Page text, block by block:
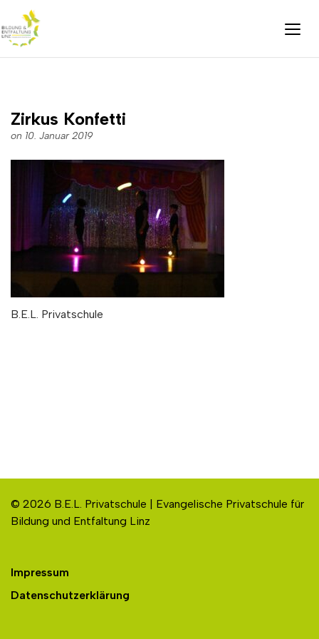
Zirkus Konfetti
on 10. Januar 2019
B.E.L. Privatschule
© 2026 B.E.L. Privatschule | Evangelische Privatschule für
Bildung und Entfaltung Linz
Impressum
Datenschutzerklärung